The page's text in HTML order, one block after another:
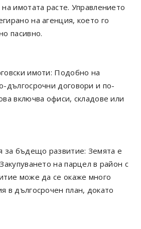
имотата расте. Управлението
на агенция, което го
пасивно.
имоти: Подобно на
дългосрочни договори и по-
включва офиси, складове или
за бъдещо развитие: Земята е
на парцел в район с
може да се окаже много
в дългосрочен план, докато